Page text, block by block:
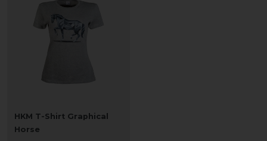
HKM T-Shirt Graphical
Horse